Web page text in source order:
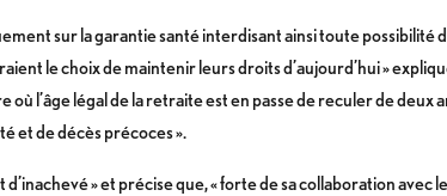
sur la garantie santé interdisant ainsi toute possibilité
le choix de maintenir leurs droits d’aujourd’hui »
l’âge légal de la retraite est en passe de reculer de
et de décès précoces ».
» et précise que, « forte de sa collaboration avec